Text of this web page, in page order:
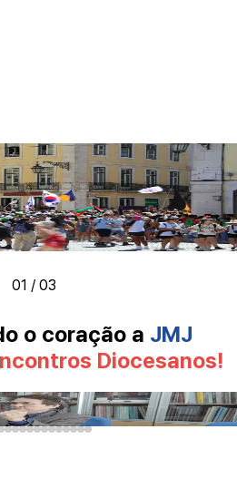
2027 Seul
01 / 03
o coração a JMJ
Diocesanos!